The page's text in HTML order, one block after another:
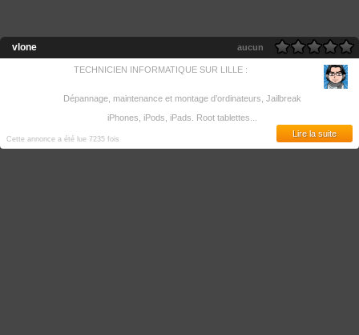
vlone aucun
TECHNICIEN INFORMATIQUE SUR LILLE :
Dépannage, maintenance et montage d’ordinateurs, Jailbreak
iPhones, iPods, iPads. Root tablettes...
Cette annonce a été lue 7235 fois
Lire la suite